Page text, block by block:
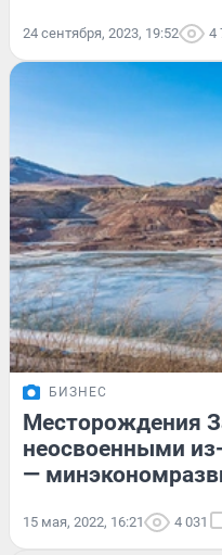
24 сентября, 2023, 19:52 4
БИЗНЕС
Месторождения
неосвоенными
—
15 мая, 2022, 16:21 4 031